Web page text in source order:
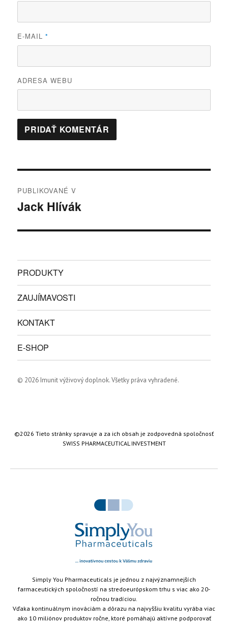
E-MAIL*
ADRESA WEBU
v
PUBLIKOVANÉ V
Jack Hlívák
PRODUKTY
ZAUJÍMAVOSTI
KONTAKT
E-SHOP
© 2026 Imunit výživový doplnok. Všetky práva vyhradené.
©2026 Tieto stránky spravuje a za ich obsah je zodpovedná spoločnosť
SWISS PHARMACEUTICAL INVESTMENT
Simply You Pharmaceuticals je jednou z najvýznamnejších
farmaceutických spoločností na stredoeurópskom trhu s viac ako 20-
ročnou tradíciou.
Vďaka kontinuálnym inováciám a dôrazu na najvyššiu kvalitu vyrába viac
ako 10 miliónov produktov ročne, ktoré pomáhajú aktívne podporovať